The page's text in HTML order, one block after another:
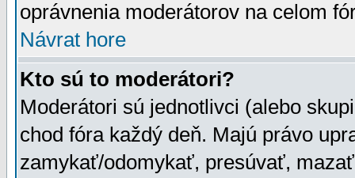
oprávnenia moderátorov na celom
Návrat hore
Kto sú to moderátori?
Moderátori sú jednotlivci (alebo
chod fóra každý deň. Majú právo
zamykať/odomykať, presúvať,